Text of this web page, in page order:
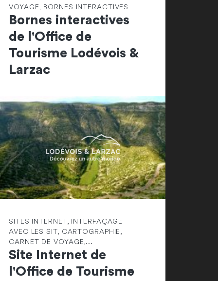
VOYAGE, BORNES INTERACTIVES
Bornes interactives
de l'Office de
Tourisme Lodévois &
Larzac
SITES INTERNET, INTERFAÇAGE
AVEC LES SIT, CARTOGRAPHIE,
CARNET DE VOYAGE,...
Site Internet de
l'Office de Tourisme